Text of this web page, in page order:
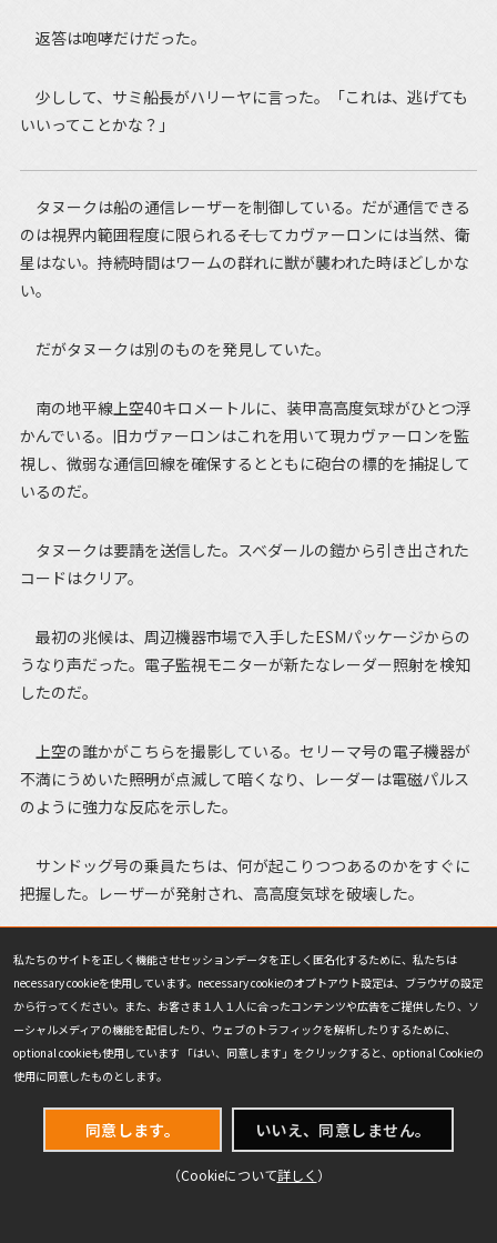
返答は咆哮だけだった。
少しして、サミ船長がハリーヤに言った。「これは、逃げても
いいってことかな？」
タヌークは船の通信レーザーを制御している。だが通信できる
のは視界内範囲程度に限られる――そしてカヴァーロンには当然、衛
星はない。持続時間はワームの群れに獣が襲われた時ほどしかな
い。
だがタヌークは別のものを発見していた。
南の地平線上空40キロメートルに、装甲高高度気球がひとつ浮
かんでいる。旧カヴァーロンはこれを用いて現カヴァーロンを監
視し、微弱な通信回線を確保するとともに砲台の標的を捕捉して
いるのだ。
タヌークは要請を送信した。スベダールの鎧から引き出された
コードはクリア。
最初の兆候は、周辺機器市場で入手したESMパッケージからの
うなり声だった。電子監視モニターが新たなレーダー照射を検知
したのだ。
上空の誰かがこちらを撮影している。セリーマ号の電子機器が
不満にうめいた――照明が点滅して暗くなり、レーダーは電磁パルス
のように強力な反応を示した。
サンドッグ号の乗員たちは、何が起こりつつあるのかをすぐに
把握した。レーザーが発射され、高高度気球を破壊した。
サミは追跡してくるホープライトの顔面へと、核融合ドライブ
反応塊の残りを叩きつけた。
ホープライトはすぐさま垂直に回避し、目標を再び捕捉し、そ
して……
カヴァーロンの砲台が火を噴いた。
私たちのサイトを正しく機能させセッションデータを正しく匿名化するために、私たちは
necessary cookieを使用しています。necessary cookieのオプトアウト設定は、ブラウザの設定
から行ってください。また、お客さま１人１人に合ったコンテンツや広告をご提供したり、ソ
ーシャルメディアの機能を配信したり、ウェブのトラフィックを解析したりするために、
optional cookieも使用しています 「はい、同意します」をクリックすると、optional Cookieの
使用に同意したものとします。
同意します。 いいえ、同意しません。
（Cookieについて詳しく ）